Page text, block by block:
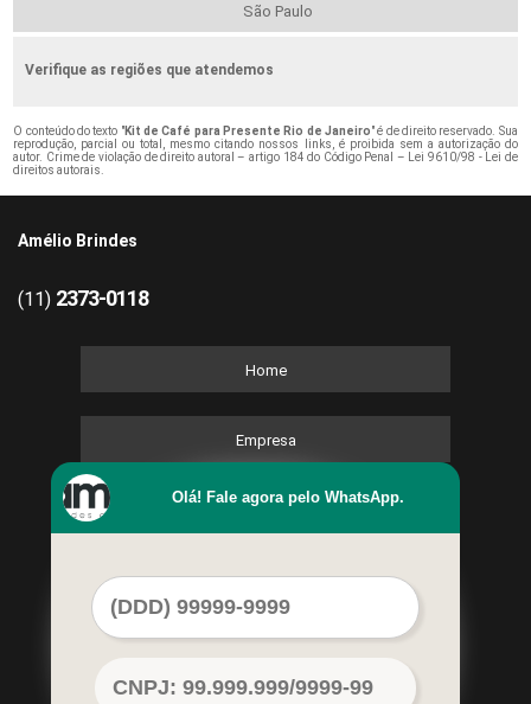
São Paulo
Verifique as regiões que atendemos
O conteúdo do texto "Kit de Café para Presente Rio de Janeiro" é de direito reservado. Sua
reprodução, parcial ou total, mesmo citando nossos links, é proibida sem a autorização do
autor. Crime de violação de direito autoral – artigo 184 do Código Penal –
Lei 9610/98 - Lei de
direitos autorais
Amélio Brindes
(11) 2373-0118
Home
Empresa
Missão
Kits
Olá! Fale agora pelo WhatsApp.